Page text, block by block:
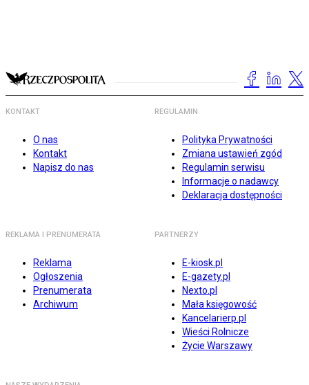
KONTAKT
O nas
Kontakt
Napisz do nas
REGULAMIN
Polityka Prywatności
Zmiana ustawień zgód
Regulamin serwisu
Informacje o nadawcy
Deklaracja dostępności
REKLAMA I PRENUMERATA
Reklama
Ogłoszenia
Prenumerata
Archiwum
PARTNERZY
E-kiosk.pl
E-gazety.pl
Nexto.pl
Mała księgowość
Kancelarierp.pl
Wieści Rolnicze
Życie Warszawy